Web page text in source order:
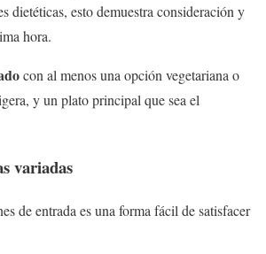
dietéticas, esto demuestra consideración y
hora.
con al menos una opción vegetariana o
y un plato principal que sea el
variadas
de entrada es una forma fácil de satisfacer